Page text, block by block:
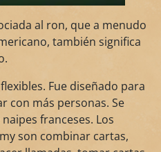
al ron, que a menudo
también significa
Fue diseñado para
con más personas. Se
franceses. Los
son combinar cartas,